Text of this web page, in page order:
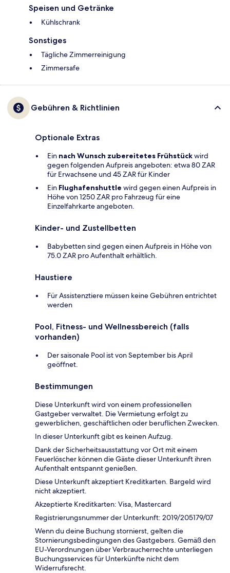
Speisen und Getränke
Kühlschrank
Sonstiges
Tägliche Zimmerreinigung
Zimmersafe
Gebühren & Richtlinien
Optionale Extras
Ein nach Wunsch zubereitetes Frühstückwird
gegen folgenden Aufpreis angeboten: etwa 80 ZAR
für Erwachsene und 45 ZAR für Kinder
Ein Flughafenshuttle wird gegen einen Aufpreis in
Höhe von 1250 ZAR pro Fahrzeug für eine
Einzelfahrkarte angeboten.
Kinder- und Zustellbetten
Babybetten sind gegen einen Aufpreis in Höhe von
75.0 ZAR pro Aufenthalt erhältlich.
Haustiere
Für Assistenztiere müssen keine Gebühren entrichtet
werden
Pool, Fitness- und Wellnessbereich (falls
vorhanden)
Der saisonale Pool ist von September bis April
geöffnet.
Bestimmungen
Diese Unterkunft wird von einem professionellen
Gastgeber verwaltet. Die Vermietung erfolgt zu
gewerblichen, geschäftlichen oder beruflichen Zwecken.
In dieser Unterkunft gibt es keinen Aufzug.
Dank der Sicherheitsausstattung vor Ort mit einem
Feuerlöscher können die Gäste dieser Unterkunft ihren
Aufenthalt entspannt genießen.
Diese Unterkunft akzeptiert Kreditkarten. Bargeld wird
nicht akzeptiert.
Akzeptierte Kreditkarten: Visa, Mastercard
Registrierungsnummer der Unterkunft: 2019/205179/07
Wenn du deine Buchung stornierst, gelten die
Stornierungsbedingungen des Gastgebers. Gemäß den
EU-Verordnungen über Verbraucherrechte unterliegen
Buchungsservices für Unterkünfte nicht dem
Widerrufsrecht.